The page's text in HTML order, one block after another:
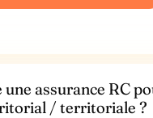
assurance RC
/ territoriale ?